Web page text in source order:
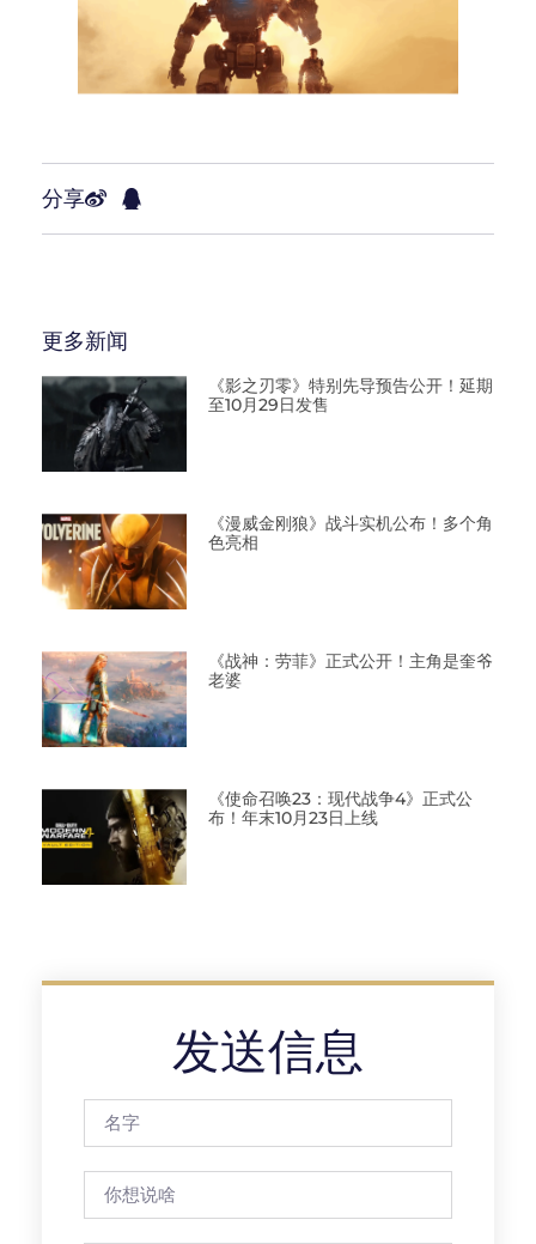
分享
更多新闻
《影之刃零》特别先导预告公开！延期
至10月29日发售
《漫威金刚狼》战斗实机公布！多个角
色亮相
《战神：劳菲》正式公开！主角是奎爷
老婆
《使命召唤23：现代战争4》正式公
布！年末10月23日上线
发送信息